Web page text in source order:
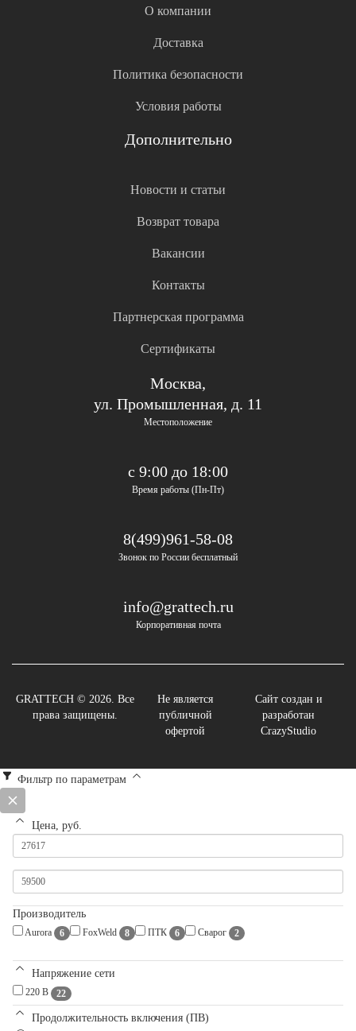
О компании
Доставка
Политика безопасности
Условия работы
Дополнительно
Новости и статьи
Возврат товара
Вакансии
Контакты
Партнерская программа
Сертификаты
Москва,
ул. Промышленная, д. 11
Местоположение
с 9:00 до 18:00
Время работы (Пн-Пт)
8(499)961-58-08
Звонок по России бесплатный
info@grattech.ru
Корпоративная почта
GRATTECH © 2026. Все
права защищены.
Не является
публичной
офертой
Сайт создан и
разработан
CrazyStudio
Фильтр по параметрам
Цена, руб.
Производитель
Aurora 6 FoxWeld 8 ПТК 6 Сварог 2
Напряжение сети
220 В 22
Продолжительность включения (ПВ)